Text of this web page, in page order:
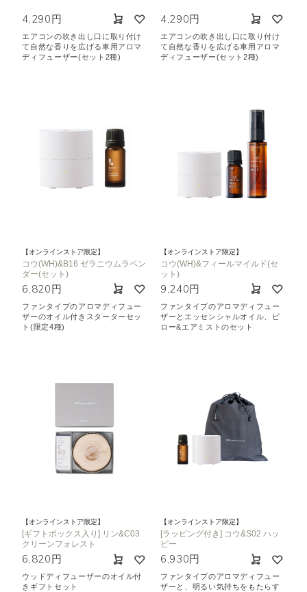
4,290円
エアコンの吹き出し口に取り付け
て自然な香りを広げる車用アロマ
ディフューザー(セット2種)
4,290円
エアコンの吹き出し口に取り付け
て自然な香りを広げる車用アロマ
ディフューザー(セット2種)
【オンラインストア限定】
コウ(WH)&B16 ゼラニウムラベン
ダー(セット)
6,820円
ファンタイプのアロマディフュー
ザーのオイル付きスターターセッ
ト(限定4種)
【オンラインストア限定】
コウ(WH)&フィールマイルド(セ
ット)
9,240円
ファンタイプのアロマディフュー
ザーとエッセンシャルオイル、ピ
ロー&エアミストのセット
【オンラインストア限定】
[ギフトボックス入り] リン&C03
クリーンフォレスト
6,820円
ウッドディフューザーのオイル付
きギフトセット
【オンラインストア限定】
[ラッピング付き] コウ&S02 ハッ
ピー
6,930円
ファンタイプのアロマディフュー
ザーと、明るい気持ちをもたらす